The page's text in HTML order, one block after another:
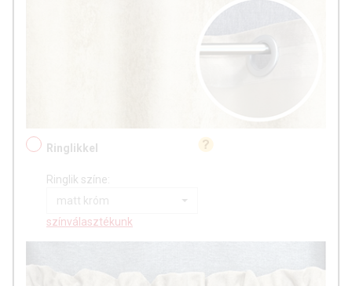
Ringlikkel
Ringlik színe:
matt króm
színválasztékunk